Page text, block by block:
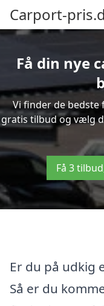
Carport-
Få din nye
Vi finder de bedste
gratis tilbud og vælg
Få 3
Er du på udkig
Så er du